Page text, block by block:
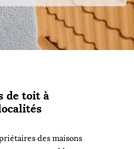
de toit à
des maisons